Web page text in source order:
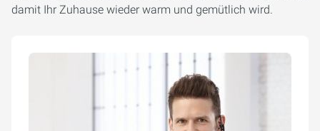
damit Ihr Zuhause wieder warm und gemütlich wird.